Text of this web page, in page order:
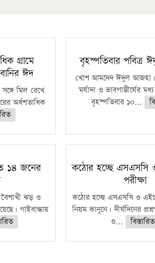
গ্রামে
ঈদ
মিল রেখে
অর্ধশতাধিক
বৃহস্পতিবার পবিত্র
খোশ আমদেদ ঈদুল আজহা।
মর্যাদা ও ভাবগাম্ভীর্যের
বৃহস্পতিবার ১০...
১৪ জনের
ঝড় ও
গাইবান্ধায়
কঠোর হচ্ছে এসএসসি
পরীক্ষা
কঠোর হচ্ছে এসএসসি ও
নিয়ম কানুনে। দীর্ঘদিনের
ও...
বিস্তারিত